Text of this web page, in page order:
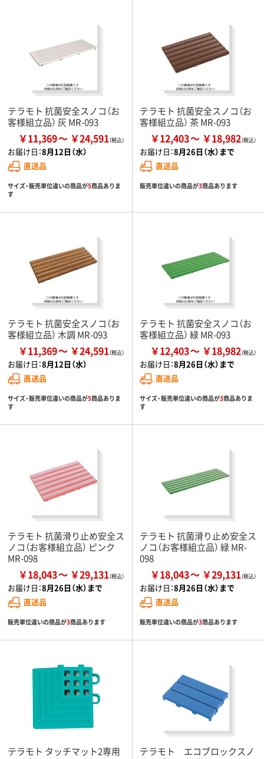
テラモト 抗菌安全スノコ（お
客様組立品） 灰 MR-093
￥11,369 ￥24,591
お届け日：8月12日（水）
直送品
サイズ・販売単位違いの商品が5商品ありま
す
テラモト 抗菌安全スノコ（お
客様組立品） 茶 MR-093
￥12,403 ￥18,982
お届け日：8月26日（水）まで
直送品
販売単位違いの商品が3商品あります
テラモト 抗菌安全スノコ（お
客様組立品） 木調 MR-093
￥11,369 ￥24,591
お届け日：8月12日（水）
直送品
サイズ・販売単位違いの商品が5商品ありま
す
テラモト 抗菌安全スノコ（お
客様組立品） 緑 MR-093
￥12,403 ￥18,982
お届け日：8月26日（水）まで
直送品
サイズ・販売単位違いの商品が3商品ありま
す
テラモト 抗菌滑り止め安全ス
ノコ（お客様組立品） ピンク
MR-098
￥18,043 ￥29,131
お届け日：8月26日（水）まで
直送品
販売単位違いの商品が3商品あります
テラモト 抗菌滑り止め安全ス
ノコ（お客様組立品） 緑 MR-
098
￥18,043 ￥29,131
お届け日：8月26日（水）まで
直送品
販売単位違いの商品が3商品あります
テラモト タッチマット2専用
テラモト エコブロックスノ